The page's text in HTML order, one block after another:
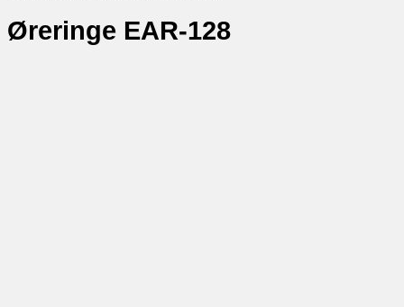
Øreringe EAR-128